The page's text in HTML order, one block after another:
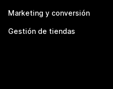
Marketing y conversión
Gestión de tiendas